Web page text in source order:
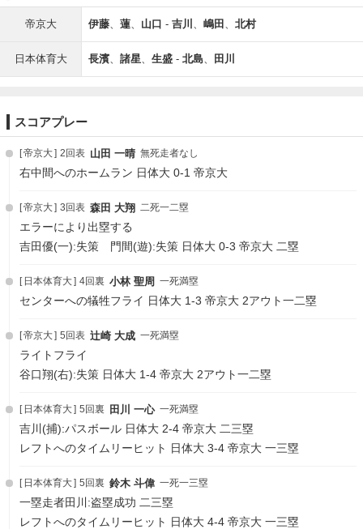
帝京大 伊藤、 蓮、 山口 - 吉川 、 嶋田 、 北村
日本体育大 長濱、 諸星、 生盛 - 北島、 田川
スコアプレー
帝京大 2回表 山田 一晴 無死走者なし
右中間へのホームラン 日体大 0-1 帝京大
帝京大 3回表 森田 大翔 二死一二塁
エラーにより出塁する
吉田優(一):失策 門間(遊):失策 日体大 0-3 帝京大 二塁
日本体育大 4回裏 小林 聖周 一死満塁
センターへの犠牲フライ 日体大 1-3 帝京大 2アウト一二塁
帝京大 5回表 辻崎 大成 一死満塁
ライトフライ
谷口翔(右):失策 日体大 1-4 帝京大 2アウト一二塁
日本体育大 5回裏 田川 一心 一死満塁
吉川(捕):パスボール 日体大 2-4 帝京大 二三塁
レフトへのタイムリーヒット 日体大 3-4 帝京大 一三塁
日本体育大 5回裏 鈴木 斗偉 一死一三塁
一塁走者田川:盗塁成功 二三塁
レフトへのタイムリーヒット 日体大 4-4 帝京大 一三塁